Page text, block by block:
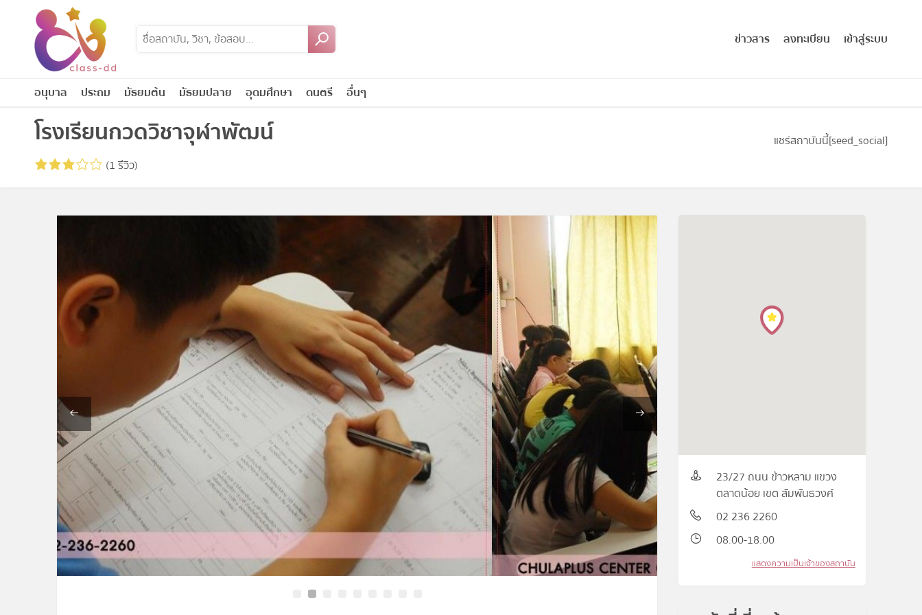
content
ข่าวสาร ลงทะเบียน เข้าสู่ระบบ
อนุบาล ประถม มัธยมต้น มัธยมปลาย อุดมศึกษา ดนตรี อื่นๆ
โรงเรียนกวดวิชาจุฬาพัฒน์
(1 รีวิว)
แชร์สถาบันนี้[seed_social]
23/27 ถนน ข้าวหลาม แขวง
ตลาดน้อย เขต สัมพันธวงศ์
02 236 2260
08.00-18.00
แสดงความเป็นเจ้าของสถาบัน